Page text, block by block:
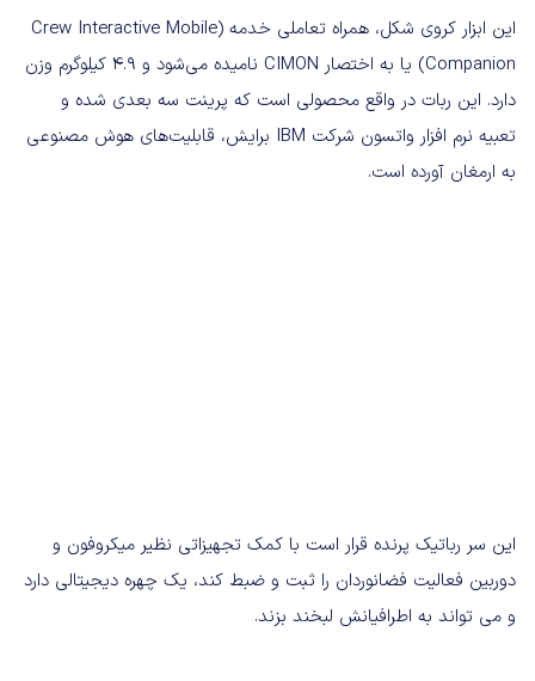
این ابزار کروی شکل، همراه تعاملی خدمه (Crew Interactive Mobile
Companion) یا به اختصار CIMON نامیده می‌شود و ۴.۹ کیلوگرم وزن
دارد. این ربات در واقع محصولی است که پرینت سه بعدی شده و
تعبیه نرم افزار واتسون شرکت IBM برایش، قابلیت‌های هوش مصنوعی
به ارمغان آورده است.
این سر رباتیک پرنده قرار است با کمک تجهیزاتی نظیر میکروفون و
دوربین فعالیت فضانوردان را ثبت و ضبط کند، یک چهره دیجیتالی دارد
و می تواند به اطرافیانش لبخند بزند.